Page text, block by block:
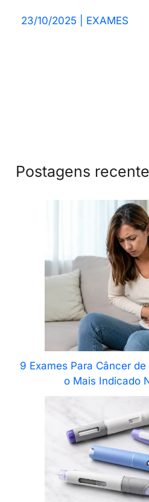
23/10/2025 EXAMES
Postagens
9 Exames Para Câncer
o Mais Indicado